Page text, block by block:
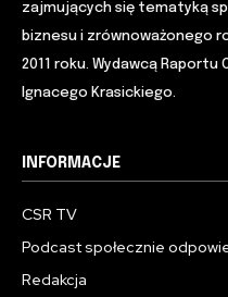
zajmujących się tematyką
biznesu i zrównoważonego
2011 roku. Wydawcą Raportu
Ignacego Krasickiego.
INFORMACJE
CSR TV
Podcast społecznie
Redakcja